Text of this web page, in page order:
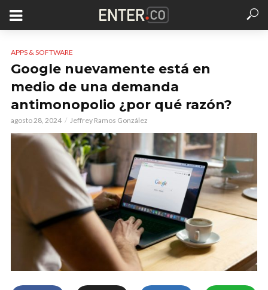
APPS & SOFTWARE
Google nuevamente está en
medio de una demanda
antimonopolio ¿por qué razón?
agosto 28, 2024 Jeffrey Ramos González